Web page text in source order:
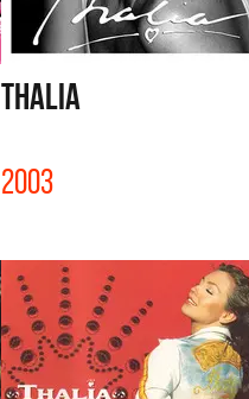
THALIA
2003